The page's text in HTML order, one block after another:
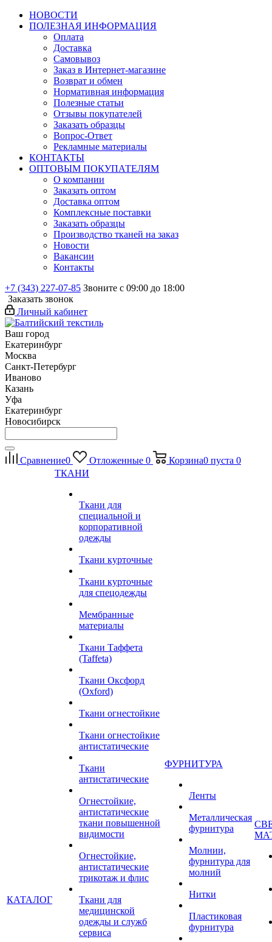
НОВОСТИ
ПОЛЕЗНАЯ ИНФОРМАЦИЯ
Оплата
Доставка
Самовывоз
Заказ в Интернет-магазине
Возврат и обмен
Нормативная информация
Полезные статьи
Отзывы покупателей
Заказать образцы
Вопрос-Ответ
Рекламные материалы
КОНТАКТЫ
ОПТОВЫМ ПОКУПАТЕЛЯМ
О компании
Заказать оптом
Доставка оптом
Комплексные поставки
Заказать образцы
Производство тканей на заказ
Новости
Вакансии
Контакты
+7 (343) 227-07-85 Звоните с 09:00 до 18:00
Заказать звонок
Личный кабинет
Ваш город
Екатеринбург
Москва
Санкт-Петербург
Иваново
Казань
Уфа
Екатеринбург
Новосибирск
Сравнение0 Отложенные 0 Корзина0 пуста 0
КАТАЛОГ
ТКАНИ
Ткани для
специальной и
корпоративной
одежды
Ткани курточные
Ткани курточные
для спецодежды
Мембранные
материалы
Ткани Таффета
(Taffeta)
Ткани Оксфорд
(Oxford)
Ткани огнестойкие
Ткани огнестойкие
антистатические
Ткани
антистатические
Огнестойкие,
антистатические
ткани повышенной
видимости
Огнестойкие,
антистатические
трикотаж и флис
Ткани для
медицинской
одежды и служб
сервиса
ФУРНИТУРА
Ленты
Металлическая
фурнитура
Молнии,
фурнитура для
молний
Нитки
Пластиковая
фурнитура